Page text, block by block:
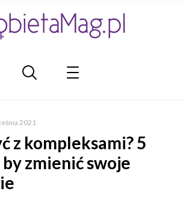
2021
z kompleksami? 5
zmienić swoje